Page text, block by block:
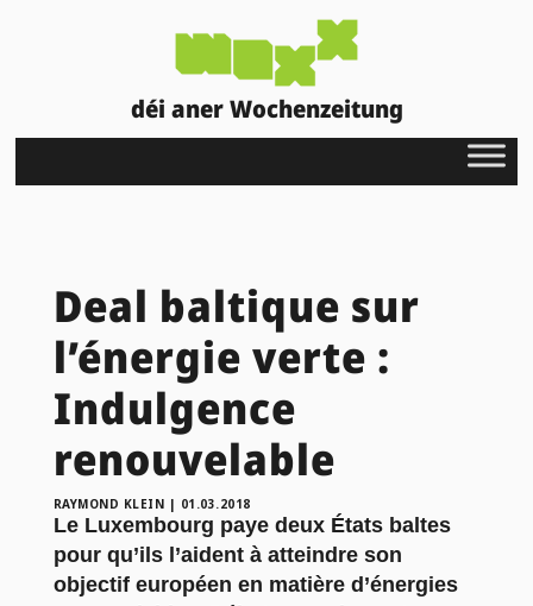
déi aner Wochenzeitung
Deal baltique sur
l’énergie verte :
Indulgence
renouvelable
RAYMOND KLEIN | 01.03.2018
Le Luxembourg paye deux États baltes
pour qu’ils l’aident à atteindre son
objectif européen en matière d’énergies